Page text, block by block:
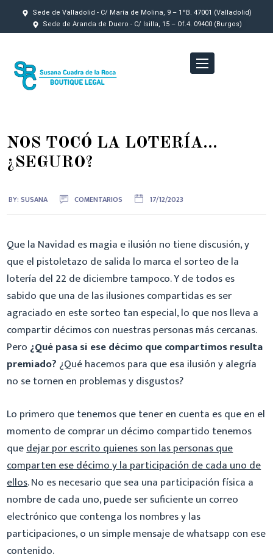
Sede de Valladolid - C/ María de Molina, 9 – 1ºB. 47001 (Valladolid)
Sede de Aranda de Duero - C/ Isilla, 15 – Of.4. 09400 (Burgos)
NOS TOCÓ LA LOTERÍA…
¿SEGURO?
BY:SUSANA COMENTARIOS 17/12/2023
Que la Navidad es magia e ilusión no tiene discusión, y
que el pistoletazo de salida lo marca el sorteo de la
lotería del 22 de diciembre tampoco. Y de todos es
sabido que una de las ilusiones compartidas es ser
agraciado en este sorteo tan especial, lo que nos lleva a
compartir décimos con nuestras personas más cercanas.
Pero ¿Qué pasa si ese décimo que compartimos resulta
premiado? ¿Qué hacemos para que esa ilusión y alegría
no se tornen en problemas y disgustos?
Lo primero que tenemos que tener en cuenta es que en el
momento de comprar un décimo compartido tenemos
quedejar por escrito quienes son las personas que
comparten ese décimo y la participación de cada uno de
ellos. No es necesario que sea una participación física a
nombre de cada uno, puede ser suficiente un correo
electrónico que contenga los nombres y las
participaciones, o un simple mensaje de whatsapp con ese
contenido.